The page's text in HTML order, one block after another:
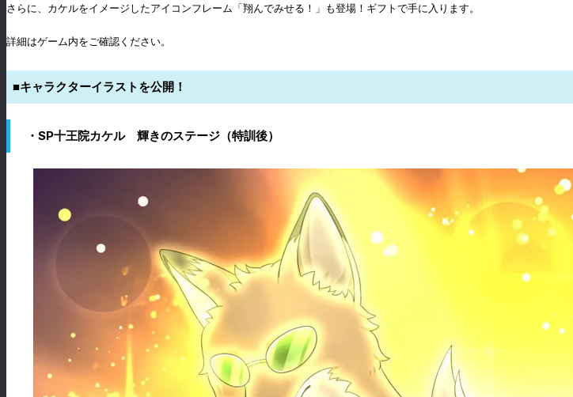
さらに、カケルをイメージしたアイコンフレーム「翔んでみせる！」も登場！ギフトで手に入ります。
詳細はゲーム内をご確認ください。
■キャラクターイラストを公開！
・SP十王院カケル 輝きのステージ（特訓後）